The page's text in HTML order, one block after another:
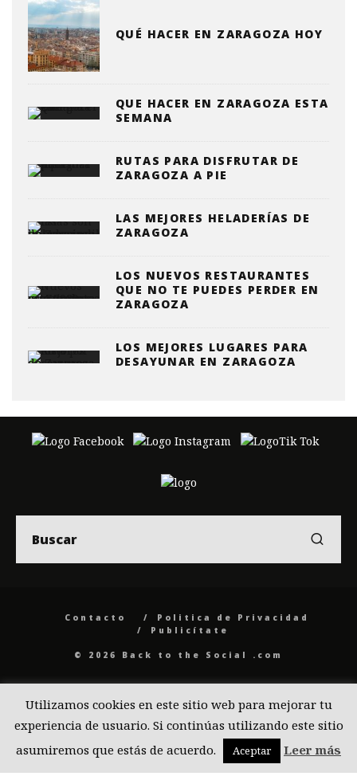
QUÉ HACER EN ZARAGOZA HOY
QUE HACER EN ZARAGOZA ESTA
SEMANA
RUTAS PARA DISFRUTAR DE
ZARAGOZA A PIE
LAS MEJORES HELADERÍAS DE
ZARAGOZA
LOS NUEVOS RESTAURANTES
QUE NO TE PUEDES PERDER EN
ZARAGOZA
LOS MEJORES LUGARES PARA
DESAYUNAR EN ZARAGOZA
Contacto
Politica de Privacidad
Publicítate
© 2026 Back to the Social .com
Utilizamos cookies en este sitio web para mejorar tu
experiencia de usuario. Si continúas utilizando este sitio
asumiremos que estás de acuerdo.
Aceptar Leer más